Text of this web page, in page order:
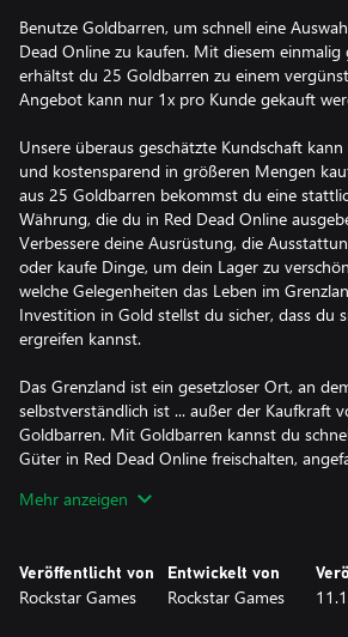
Benutze Goldbarren, um schnell eine
Dead Online zu kaufen. Mit diesem
erhältst du 25 Goldbarren zu einem
Angebot kann nur 1x pro Kunde gekauft
Unsere überaus geschätzte Kundschaft
und kostensparend in größeren Mengen
aus 25 Goldbarren bekommst du eine
Währung, die du in Red Dead Online
Verbessere deine Ausrüstung, die
oder kaufe Dinge, um dein Lager zu
welche Gelegenheiten das Leben im
Investition in Gold stellst du sicher, dass du
ergreifen kannst.
Das Grenzland ist ein gesetzloser Ort, an
selbstverständlich ist ... außer der Kaufkraft
Goldbarren. Mit Goldbarren kannst du
Güter in Red Dead Online freischalten,
Pferdeausstattung, bis hin zu einzigartigen
Meute immer einen Schritt voraus.
Mehr anzeigen
Veröffentlicht von
Rockstar Games
Entwickelt von
Rockstar Games